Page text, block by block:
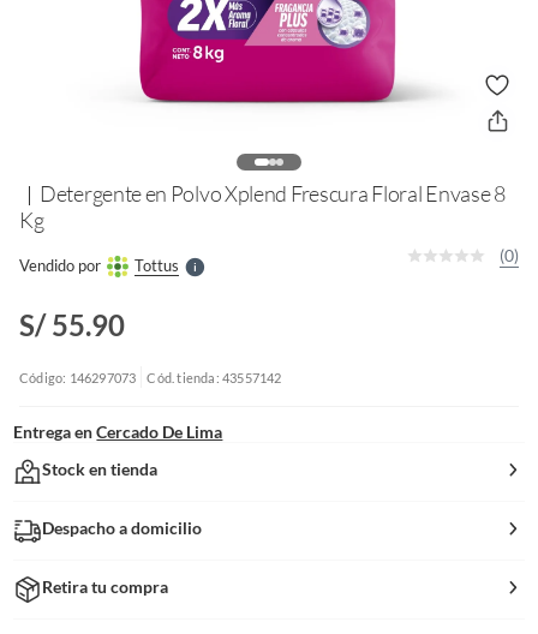
Detergente en Polvo Xplend Frescura Floral Envase 8
Kg
Vendido por TottusS
e
o
(0)
S/ 55.90
Código: 146297073 Cód. tienda: 43557142
Entrega en Cercado De Lima
Stock en tienda
Despacho a domicilio
Retira tu compra